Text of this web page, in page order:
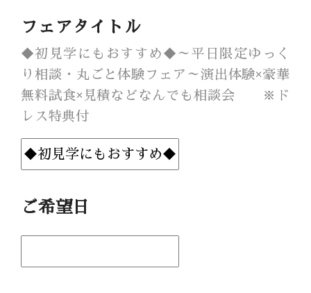
Best Rate
よくある質問
レポート
フェアタイトル
◆初見学にもおすすめ◆～平日限定ゆっく
り相談・丸ごと体験フェア～演出体験×豪華
無料試食×見積などなんでも相談会 ※ド
レス特典付
ご希望日